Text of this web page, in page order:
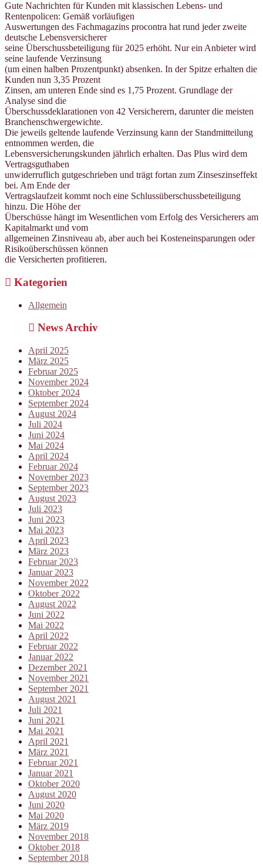
Gute Nachrichten für Kunden mit klassischen Lebens- und
Rentenpolicen: Gemäß vorläufigen
Auswertungen des Fachmagazins procontra hat rund jeder zweite
deutsche Lebensversicherer
seine Überschussbeteiligung für 2025 erhöht. Nur ein Anbieter wird
seine laufende Verzinsung
(um einen halben Prozentpunkt) absenken. In der Spitze erhalten die
Kunden nun 3,35 Prozent
Zinsen, am unteren Ende sind es 1,75 Prozent. Grundlage der
Analyse sind die
Überschussdeklarationen von 42 Versicherern, darunter die meisten
Branchenschwergewichte.
Die jeweils geltende laufende Verzinsung kann der Standmitteilung
entnommen werden, die
Lebensversicherungskunden jährlich erhalten. Das Plus wird dem
Vertragsguthaben
unwiderruflich gutgeschrieben und trägt fortan zum Zinseszinseffekt
bei. Am Ende der
Vertragslaufzeit kommt noch eine Schlussüberschussbeteiligung
hinzu. Die Höhe der
Überschüsse hängt im Wesentlichen vom Erfolg des Versicherers am
Kapitalmarkt und vom
allgemeinen Zinsniveau ab, aber auch bei Kosteneinsparungen oder
Risikoüberschüssen können
die Versicherten profitieren.
Kategorien
Allgemein
News Archiv
April 2025
März 2025
Februar 2025
November 2024
Oktober 2024
September 2024
August 2024
Juli 2024
Juni 2024
Mai 2024
April 2024
Februar 2024
November 2023
September 2023
August 2023
Juli 2023
Juni 2023
Mai 2023
April 2023
März 2023
Februar 2023
Januar 2023
November 2022
Oktober 2022
August 2022
Juni 2022
Mai 2022
April 2022
Februar 2022
Januar 2022
Dezember 2021
November 2021
September 2021
August 2021
Juli 2021
Juni 2021
Mai 2021
April 2021
März 2021
Februar 2021
Januar 2021
Oktober 2020
August 2020
Juni 2020
Mai 2020
März 2019
November 2018
Oktober 2018
September 2018